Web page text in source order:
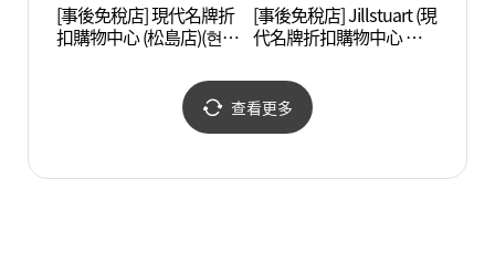
[事後免稅店] 現代名牌折
扣購物中心 (松島店)(현대
[事後免稅店] Jillstuart (現
代名牌折扣購物中心 松
리미엄아울렛 송도점)
查看更多